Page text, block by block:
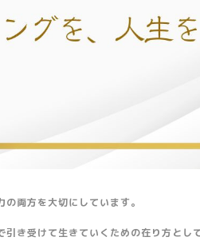
両方を大切にしています。
き受けて生きていくための在り方とし